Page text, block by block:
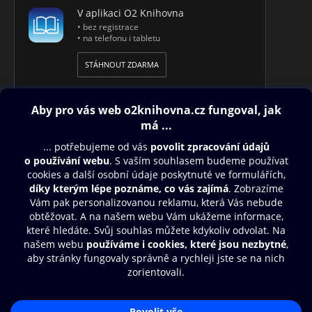
V aplikaci O2 Knihovna
• bez registrace
• na telefonu i tabletu
STÁHNOUT ZDARMA
Obsah ke stažení
Moje O2 Knihovna
Další zábava
© O2 Czech Republic a.s.